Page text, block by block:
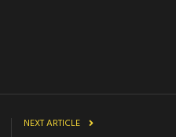
NEXT ARTICLE